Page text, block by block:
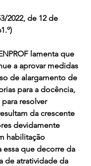
2022, de 12 de
lamenta que
a aprovar medidas
de alargamento de
para a docência,
resolver
da crescente
devidamente
habilitação
essa que decorre da
de atratividade da